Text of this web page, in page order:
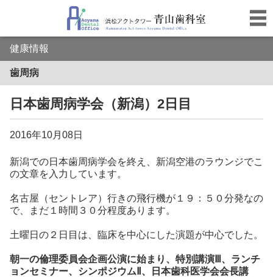
健康情報
歯周病
日本歯周病学会（新潟）2日目
2016年10月08日
新潟での日本歯周病学会を終え、新潟空港のラウンジでこ
の文章を入力しています。
名古屋（セントレア）行きの飛行機が１９：５０分発なの
で、まだ１時間３０分程度あります。
土曜日の２日目は、臨床を中心にした演題が中心でした。
朝一の倫理委員会企画公演に始まり、特別講演Ⅲ、ランチ
ョンセミナー、シンポジウムⅡ、日本歯科医学会会長講